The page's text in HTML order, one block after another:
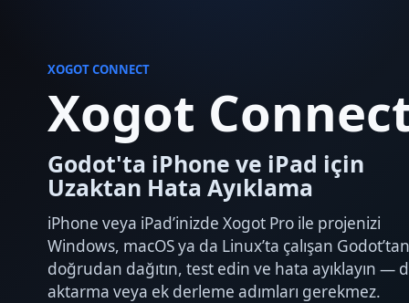
XOGOT CONNECT
Xogot
Godot'ta iPhone ve iPad için
Uzaktan Hata Ayıklama
iPhone veya iPad’inizde Xogot Pro ile projenizi
Windows, macOS ya da Linux’ta çalışan Godot’tan
doğrudan dağıtın, test edin ve hata ayıklayın —
aktarma veya ek derleme adımları gerekmez.